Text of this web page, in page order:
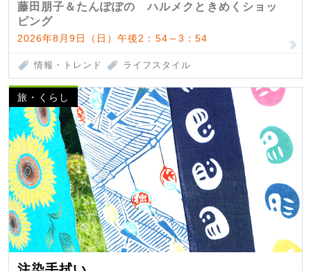
藤田朋子＆たんぽぽの ハルメクときめくショッ
ピング
2026年8月9日（日）午後2：54～3：54
情報・トレンド ライフスタイル
旅・くらし